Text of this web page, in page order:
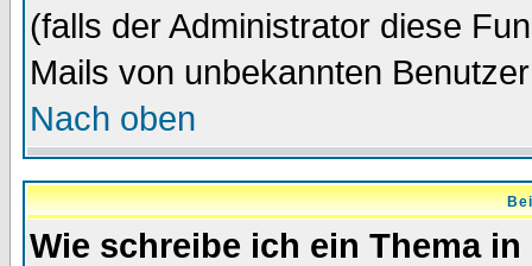
(falls der Administrator diese
Mails von unbekannten
Nach oben
Wie schreibe ich ein Thema